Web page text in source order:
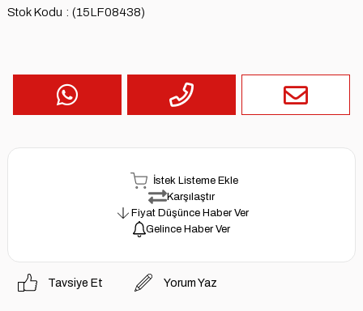
Stok Kodu (15LF08438)
İstek Listeme Ekle
Karşılaştır
Fiyat Düşünce Haber Ver
Gelince Haber Ver
Tavsiye Et Yorum Yaz